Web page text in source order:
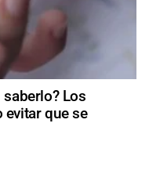
Los
que se